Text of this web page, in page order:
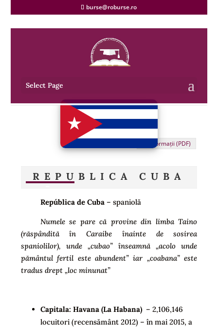
burse@roburse.ro
Select Page
Informații (PDF)
REPUBLICA CUBA
República de Cuba– spaniolă
Numele se pare că provine din limba Taino
(răspândită în Caraibe înainte de sosirea
spaniolilor), unde „cubao” înseamnă „acolo unde
pământul fertil este abundent” iar „coabana” este
tradus drept „loc minunat”
Capitala: Havana (La Habana) – 2,106,146
locuitori (recensământ 2012) – în mai 2015, a